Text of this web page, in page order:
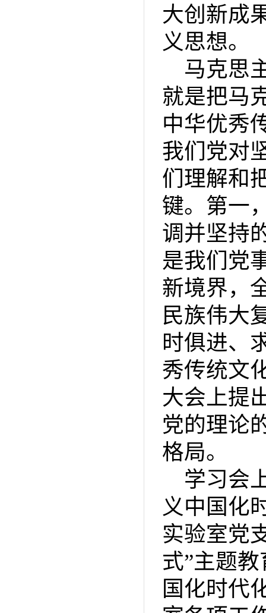
大创新成
义思想。
马克思
就是把马
中华优秀
我们党对
们理解和
键。第一
调并坚持
是我们党
新境界，
民族伟大
时俱进、
秀传统文
大会上提
党的理论
格局。
学习会
义中国化
实验室党
式”主题
国化时代